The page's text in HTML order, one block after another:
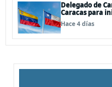
Delegado de
Caracas para
reactivación de
consulares
Hace 4 días